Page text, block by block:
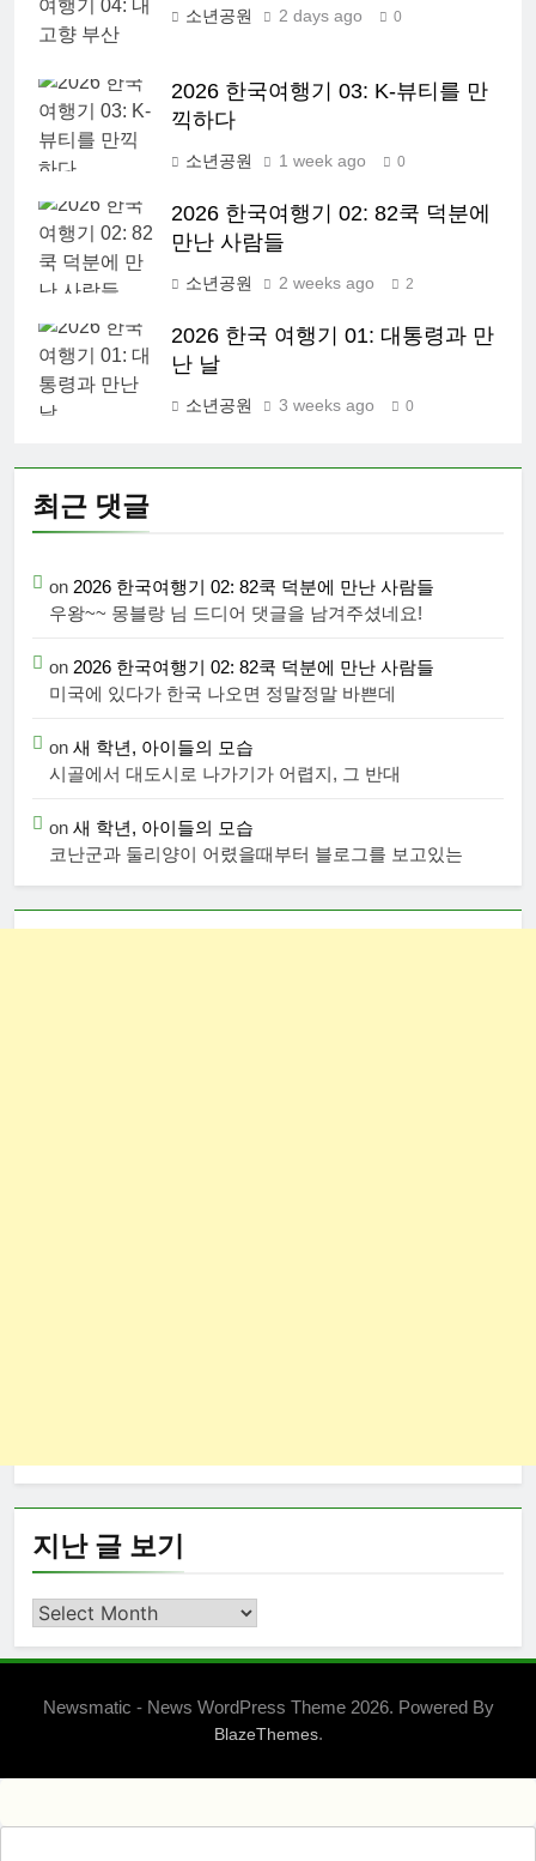
소년공원 2 days ago 0
2026 한국여행기 03: K-뷰티를 만
끽하다
소년공원 1 week ago 0
2026 한국여행기 02: 82쿡 덕분에
만난 사람들
소년공원 2 weeks ago 2
2026 한국 여행기 01: 대통령과 만
난 날
소년공원 3 weeks ago 0
최근 댓글
on 2026 한국여행기 02: 82쿡 덕분에 만난 사람들
우왕~~ 몽블랑 님 드디어 댓글을 남겨주셨네요!
on 2026 한국여행기 02: 82쿡 덕분에 만난 사람들
미국에 있다가 한국 나오면 정말정말 바쁜데
on 새 학년, 아이들의 모습
시골에서 대도시로 나가기가 어렵지, 그 반대
on 새 학년, 아이들의 모습
코난군과 둘리양이 어렸을때부터 블로그를 보고있는
지난 글 보기
지
글
보Newsmatic - News WordPress Theme 2026. Powered By
BlazeThemes.